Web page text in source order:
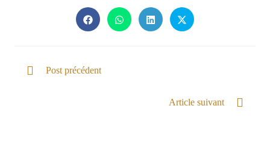
Post précédent
Article suivant